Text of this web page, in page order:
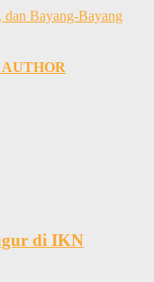
Bayang-Bayang
di IKN